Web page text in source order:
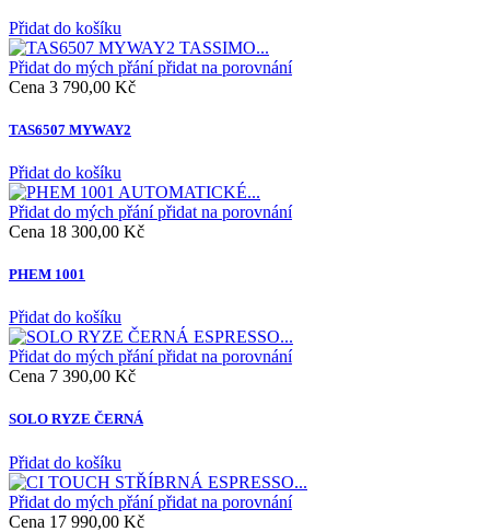
Přidat do košíku
Přidat do mých přání přidat na porovnání
Cena 3 790,00 Kč
TAS6507 MYWAY2
Přidat do košíku
Přidat do mých přání přidat na porovnání
Cena 18 300,00 Kč
PHEM 1001
Přidat do košíku
Přidat do mých přání přidat na porovnání
Cena 7 390,00 Kč
SOLO RYZE ČERNÁ
Přidat do košíku
Přidat do mých přání přidat na porovnání
Cena 17 990,00 Kč